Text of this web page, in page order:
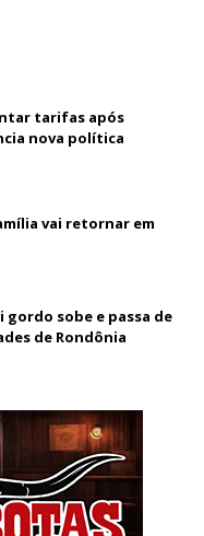
tarifas após
nova política
vai retornar em
gordo sobe e passa de
de Rondônia